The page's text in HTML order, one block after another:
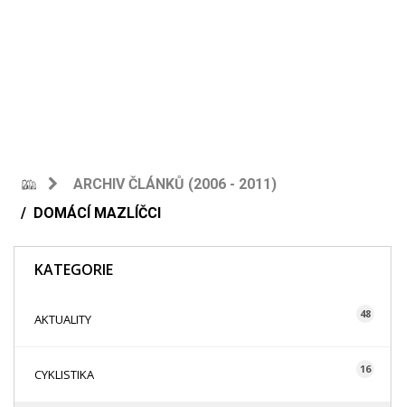
ARCHIV ČLÁNKŮ (2006 - 2011)
DOMÁCÍ MAZLÍČCI
KATEGORIE
AKTUALITY 48
CYKLISTIKA 16